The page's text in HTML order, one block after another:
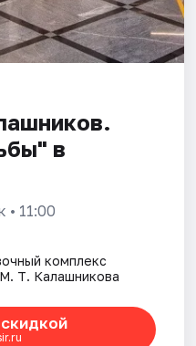
в
• 11:00
комплекс
Т. Калашникова